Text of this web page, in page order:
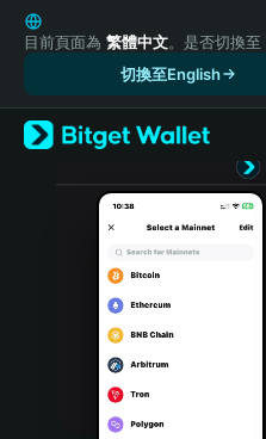
English
日本語
Русский
Español (Latinoamérica)
Türkçe
Português (Portugal)
Bahasa Indonesia
目前頁面為 繁體中文。是否切換至
切換至English